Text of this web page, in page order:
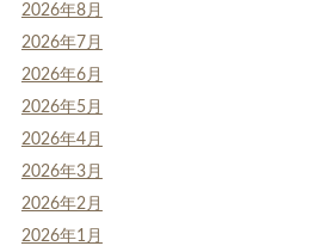
2026年8月
2026年7月
2026年6月
2026年5月
2026年4月
2026年3月
2026年2月
2026年1月